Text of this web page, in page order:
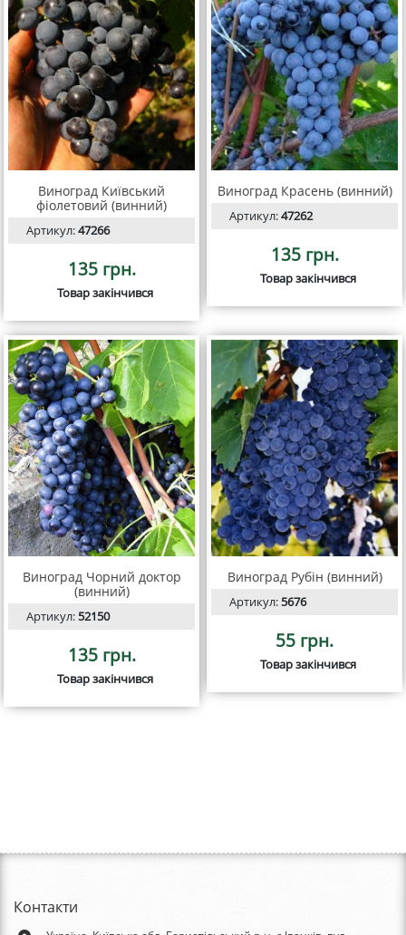
Виноград Київський
фіолетовий (винний)
Артикул:47266
135 грн.
Товар закінчився
Виноград Красень (винний)
Артикул:47262
135 грн.
Товар закінчився
Виноград Чорний доктор
(винний)
Артикул:52150
135 грн.
Товар закінчився
Виноград Рубін (винний)
Артикул:5676
55 грн.
Товар закінчився
Контакти